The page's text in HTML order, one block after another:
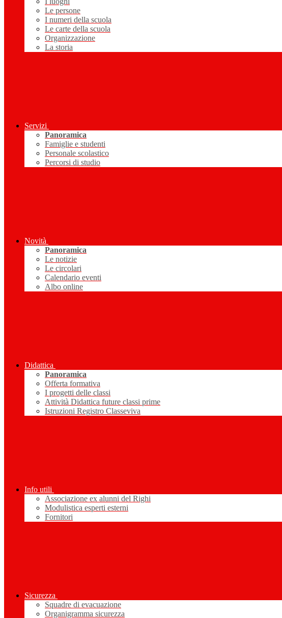
Le persone
I numeri della scuola
Le carte della scuola
Organizzazione
La storia
Servizi
Panoramica
Famiglie e studenti
Personale scolastico
Percorsi di studio
Novità
Panoramica
Le notizie
Le circolari
Calendario eventi
Albo online
Didattica
Panoramica
Offerta formativa
I progetti delle classi
Attività Didattica future classi prime
Istruzioni Registro Classeviva
Info utili
Associazione ex alunni del Righi
Modulistica esperti esterni
Fornitori
Sicurezza
Squadre di evacuazione
Organigramma sicurezza